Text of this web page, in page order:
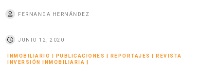
FERNANDA HERNÁNDEZ
JUNIO 12, 2020
INMOBILIARIO PUBLICACIONES REPORTAJES
REVISTA
INVERSIÓN INMOBILIARIA